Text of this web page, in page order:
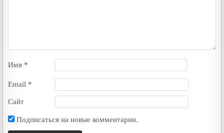
Имя *
Email *
Сайт
Подписаться на новые комментарии.